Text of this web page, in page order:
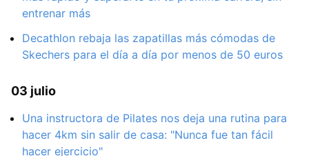
entrenar más
Decathlon rebaja las zapatillas más cómodas de
Skechers para el día a día por menos de 50 euros
03 julio
Una instructora de Pilates nos deja una rutina para
hacer 4km sin salir de casa: "Nunca fue tan fácil
hacer ejercicio"